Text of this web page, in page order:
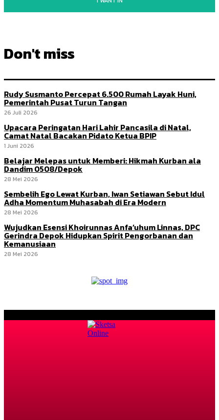
Don't miss
Rudy Susmanto Percepat 6.500 Rumah Layak Huni,
Pemerintah Pusat Turun Tangan
26 Juli 2026
Upacara Peringatan Hari Lahir Pancasila di Natal,
Camat Natal Bacakan Pidato Ketua BPIP
1 Juni 2026
Belajar Melepas untuk Memberi: Hikmah Kurban ala
Dandim 0508/Depok
28 Mei 2026
Sembelih Ego Lewat Kurban, Iwan Setiawan Sebut Idul
Adha Momentum Muhasabah di Era Modern
28 Mei 2026
Wujudkan Esensi Khoirunnas Anfa’uhum Linnas, DPC
Gerindra Depok Hidupkan Spirit Pengorbanan dan
Kemanusiaan
28 Mei 2026